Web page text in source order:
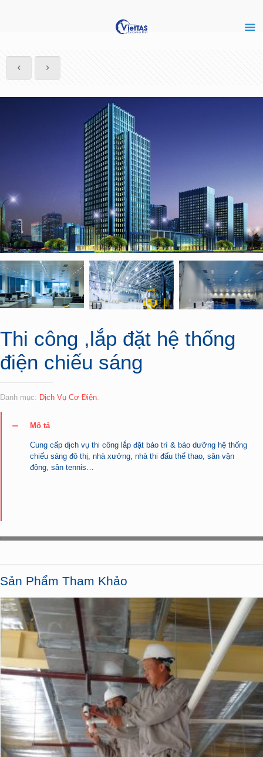
Thi công ,lắp đặt hệ thống
điện chiếu sáng
Danh mục: Dịch Vụ Cơ Điện
Mô tả
Cung cấp dịch vụ thi công lắp đặt bảo trì & bảo dưỡng hệ thống
chiếu sáng đô thị, nhà xưởng, nhà thi đấu thể thao, sân vận
động, sân tennis…
Sản Phẩm Tham Khảo